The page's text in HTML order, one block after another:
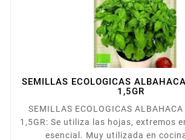
SEMILLAS ECOLOGICAS
1,5GR
SEMILLAS ECOLOGICAS ALBAHACA
1,5GR: Se utiliza las hojas, extremos
esencial. Muy utilizada en